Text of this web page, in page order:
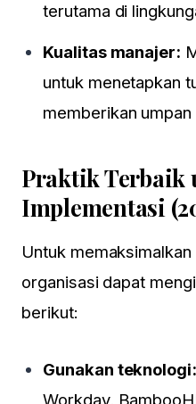
terutama di
Kualitas manajer:
untuk menetapkan
memberikan
Praktik Terbaik
Implementasi
Untuk
organisasi dapat
berikut:
Gunakan teknologi:
Workday,